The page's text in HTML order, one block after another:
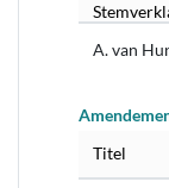
A. van
Titel